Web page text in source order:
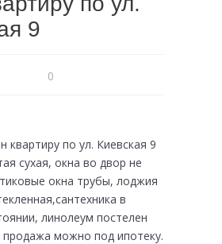
9
0
квартиру по ул. Киевская 9
сухая, окна во двор не
окна трубы, лоджия
в
линолеум постелен
продажа можно под ипотеку.